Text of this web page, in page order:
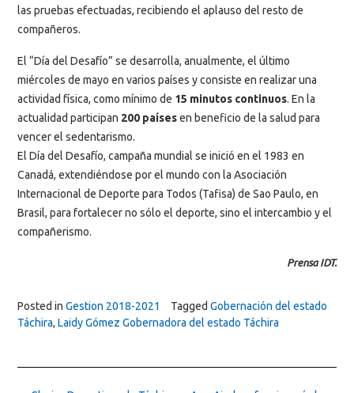
las pruebas efectuadas, recibiendo el aplauso del resto de
compañeros.
El “Día del Desafío” se desarrolla, anualmente, el último
miércoles de mayo en varios países y consiste en realizar una
actividad física, como mínimo de 15 minutos continuos. En la
actualidad participan 200 paísesen beneficio de la salud para
vencer el sedentarismo.
El Día del Desafío, campaña mundial se inició en el 1983 en
Canadá, extendiéndose por el mundo con la Asociación
Internacional de Deporte para Todos (Tafisa) de Sao Paulo, en
Brasil, para fortalecer no sólo el deporte, sino el intercambio y el
compañerismo.
Prensa IDT.
Posted in Gestion 2018-2021 Tagged Gobernación del estado
Táchira, Laidy Gómez Gobernadora del estado Táchira